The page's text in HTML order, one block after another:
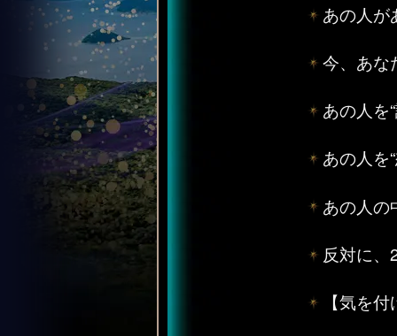
あの人が
今、あ
あの人を
あの人を
あの人の
反対に
【気を